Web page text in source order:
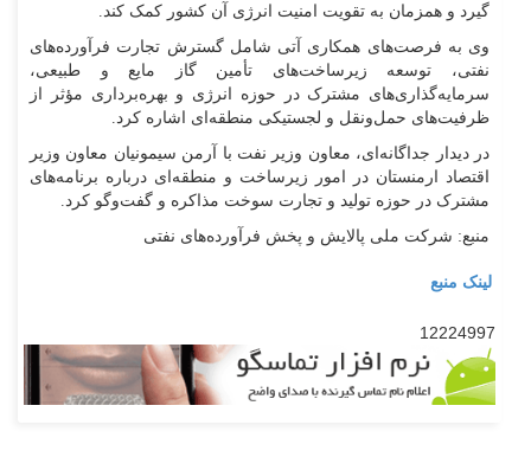
گیرد و همزمان به تقویت امنیت انرژی آن کشور کمک کند.
وی به فرصت‌های همکاری آتی شامل گسترش تجارت فرآورده‌های
نفتی، توسعه زیرساخت‌های تأمین گاز مایع و طبیعی،
سرمایه‌گذاری‌های مشترک در حوزه انرژی و بهره‌برداری مؤثر از
ظرفیت‌های حمل‌ونقل و لجستیکی منطقه‌ای اشاره کرد.
در دیدار جداگانه‌ای، معاون وزیر نفت با آرمن سیمونیان معاون وزیر
اقتصاد ارمنستان در امور زیرساخت و منطقه‌ای درباره برنامه‌های
مشترک در حوزه تولید و تجارت سوخت مذاکره و گفت‌و‌گو کرد.
منبع: شرکت ملی پالایش و پخش فرآورده‌های نفتی
لینک منبع
12224997